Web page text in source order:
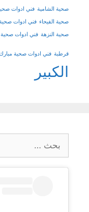
صحية الشامية فني ادوات
صحية الفيحاء فني ادوات
صحية النزهة فني ادوات صحية
قرطبة فني ادوات صحية مبارك
الكبير
عن: